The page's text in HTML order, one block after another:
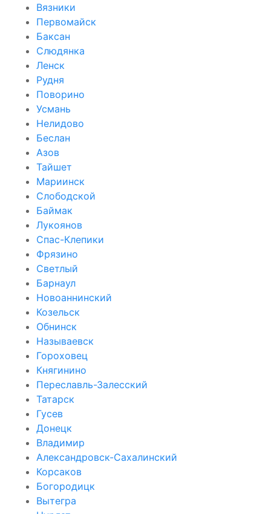
Вязники
Первомайск
Баксан
Слюдянка
Ленск
Рудня
Поворино
Усмань
Нелидово
Беслан
Азов
Тайшет
Мариинск
Слободской
Баймак
Лукоянов
Спас-Клепики
Фрязино
Светлый
Барнаул
Новоаннинский
Козельск
Обнинск
Называевск
Гороховец
Княгинино
Переславль-Залесский
Татарск
Гусев
Донецк
Владимир
Александровск-Сахалинский
Корсаков
Богородицк
Вытегра